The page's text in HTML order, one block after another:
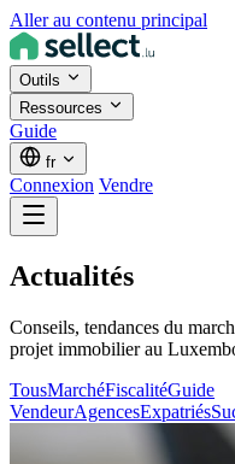
Aller au contenu principal
Outils
Ressources
Guide
fr
Connexion Vendre
Actualités
Conseils, tendances du
projet immobilier au
TousMarchéFiscalitéGuide
VendeurAgencesExpatriés